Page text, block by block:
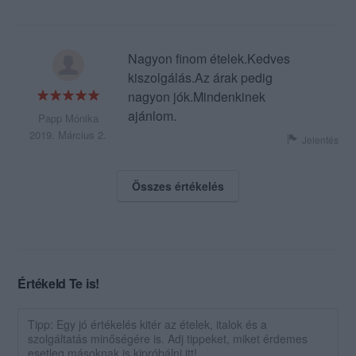
Papp Mónika
2019. Március 2.
Nagyon finom ételek.Kedves
kiszolgálás.Az árak pedig
nagyon jók.Mindenkinek
ajánlom.
Jelentés
Összes értékelés
Értékeld Te is!